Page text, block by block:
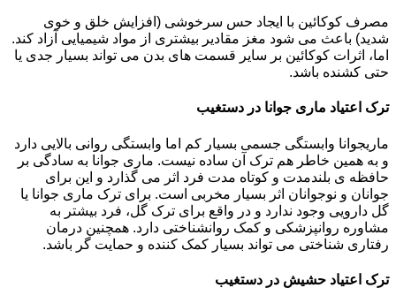
مصرف کوکائین با ایجاد حس سرخوشی (افزایش خلق و خوی
شدید) باعث می شود مغز مقادیر بیشتری از مواد شیمیایی آزاد کند.
اما، اثرات کوکائین بر سایر قسمت های بدن می تواند بسیار جدی یا
حتی کشنده باشد.
ترک اعتیاد ماری جوانا در دستغیب
ماریجوانا وابستگی جسمی بسیار کم اما وابستگی روانی بالایی دارد
و به همین خاطر هم ترک آن ساده نیست. ماری جوانا به سادگی بر
حافظه ی بلندمدت و کوتاه مدت فرد اثر می گذارد و این برای
جوانان و نوجوانان اثر بسیار مخربی است. برای ترک ماری جوانا یا
گل دارویی وجود ندارد و در واقع برای ترک گل، فرد بیشتر به
مشاوره روانپزشکی و کمک روانشناختی دارد. همچنین درمان
رفتاری شناختی می تواند بسیار کمک کننده و حمایت گر باشد.
ترک اعتیاد حشیش در دستغیب